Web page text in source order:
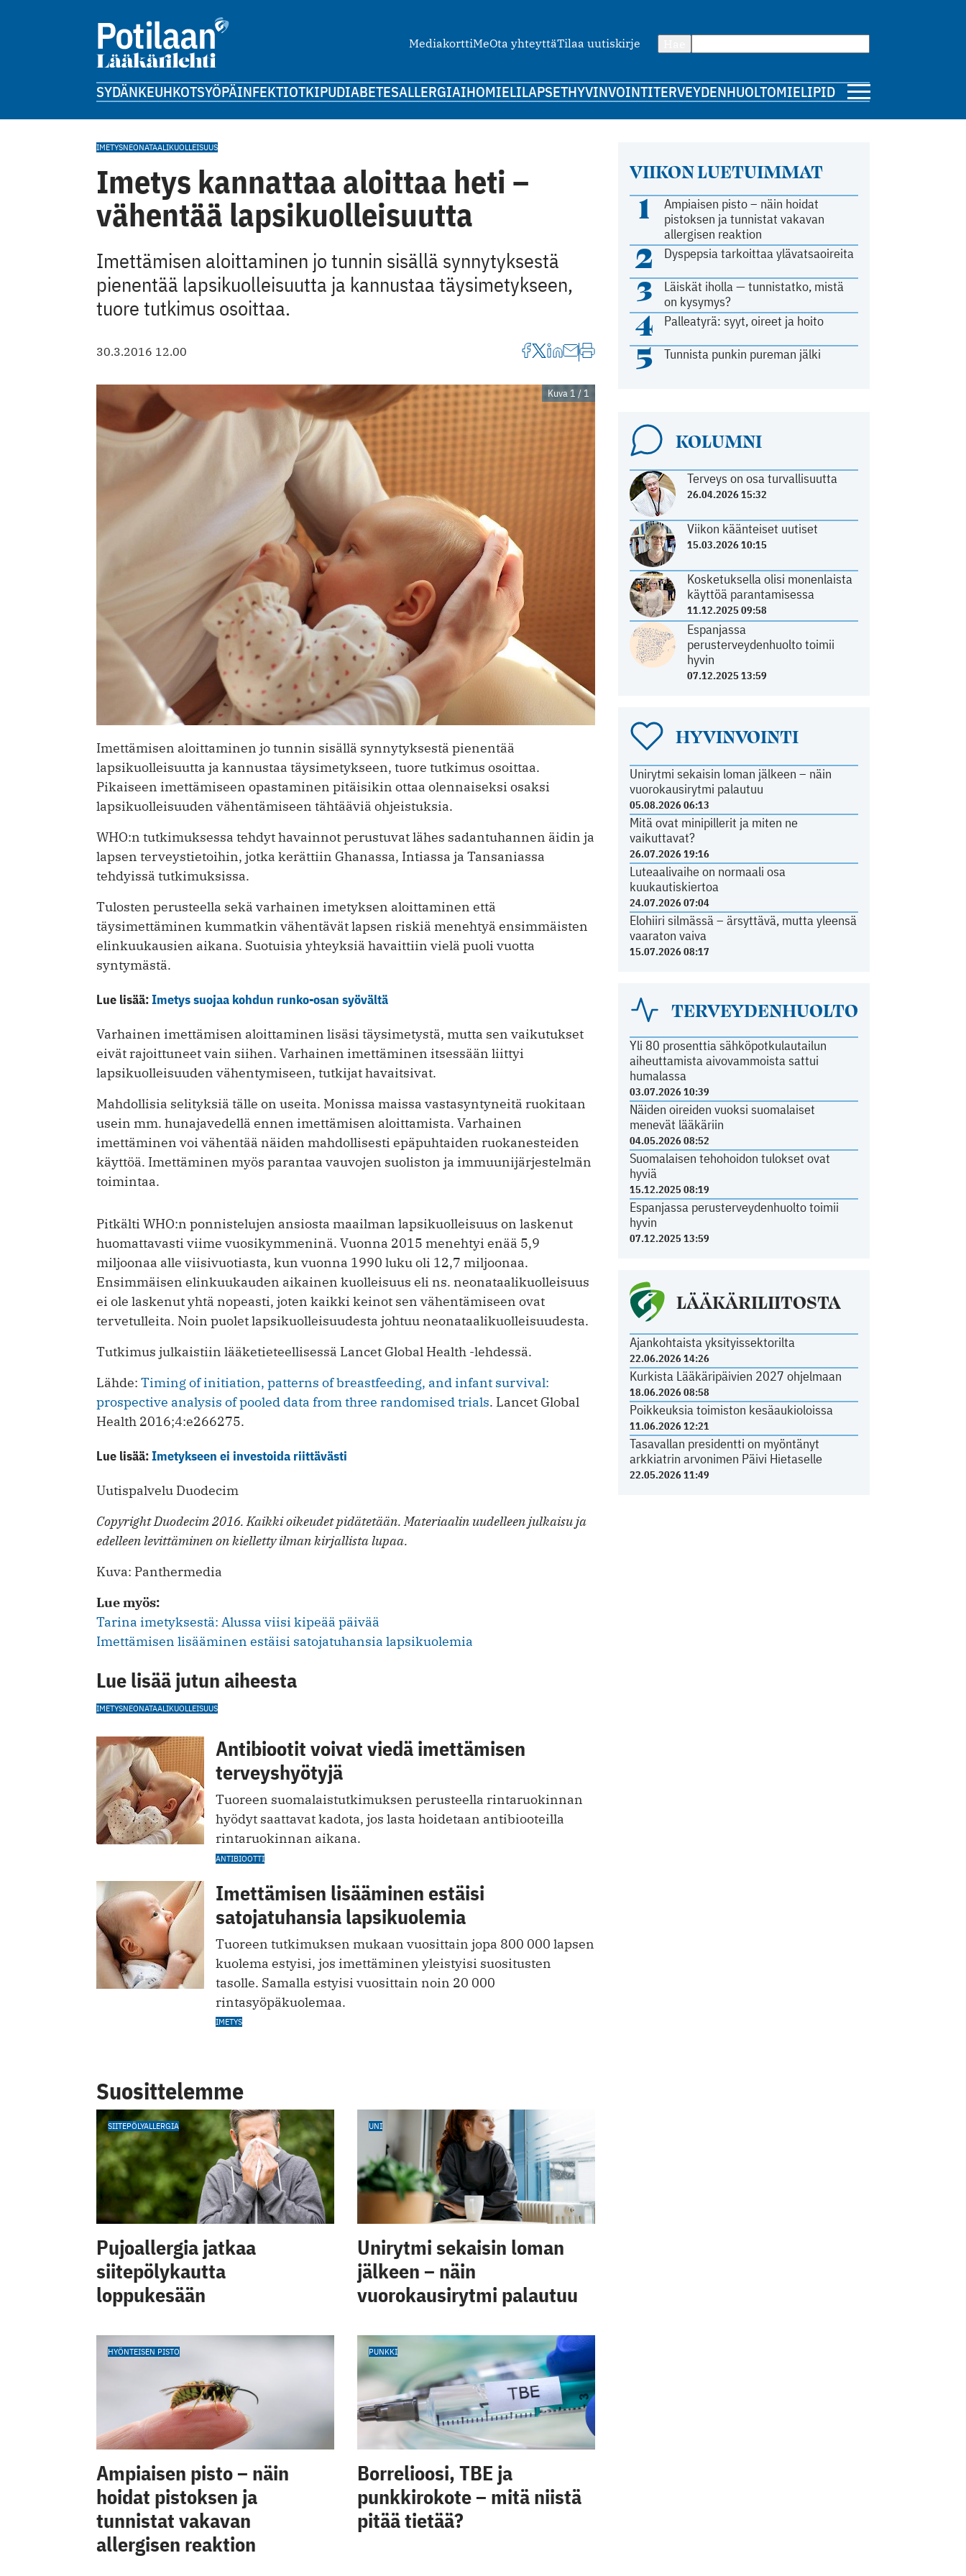
MediakorttiMeOta yhteyttäTilaa uutiskirje
SYDÄNKEUHKOTSYÖPÄINFEKTIOTKIPUDIABETESALLERGIAIHOMIELILAPSETHYVINVOINTITERVEYDENHUOLTOMIELIPIDE
VIIKON LUETUIMMAT
1
Ampiaisen pisto – näin hoidat
pistoksen ja tunnistat vakavan
allergisen reaktion
2 Dyspepsia tarkoittaa ylävatsaoireita
3
Läiskät iholla — tunnistatko, mistä
on kysymys?
4 Palleatyrä: syyt, oireet ja hoito
5 Tunnista punkin pureman jälki
KOLUMNI
Terveys on osa turvallisuutta
26.04.2026 15:32
Viikon käänteiset uutiset
15.03.2026 10:15
Kosketuksella olisi monenlaista
käyttöä parantamisessa
11.12.2025 09:58
Espanjassa
perusterveydenhuolto toimii
hyvin
07.12.2025 13:59
HYVINVOINTI
Unirytmi sekaisin loman jälkeen – näin
vuorokausirytmi palautuu
05.08.2026 06:13
Mitä ovat minipillerit ja miten ne
vaikuttavat?
26.07.2026 19:16
Luteaalivaihe on normaali osa
kuukautiskiertoa
24.07.2026 07:04
Elohiiri silmässä – ärsyttävä, mutta yleensä
vaaraton vaiva
15.07.2026 08:17
TERVEYDENHUOLTO
Yli 80 prosenttia sähköpotkulautailun
aiheuttamista aivovammoista sattui
humalassa
03.07.2026 10:39
Näiden oireiden vuoksi suomalaiset
menevät lääkäriin
04.05.2026 08:52
Suomalaisen tehohoidon tulokset ovat
hyviä
15.12.2025 08:19
Espanjassa perusterveydenhuolto toimii
hyvin
07.12.2025 13:59
LÄÄKÄRILIITOSTA
Ajankohtaista yksityissektorilta
22.06.2026 14:26
Kurkista Lääkäripäivien 2027 ohjelmaan
18.06.2026 08:58
Poikkeuksia toimiston kesäaukioloissa
11.06.2026 12:21
Tasavallan presidentti on myöntänyt
arkkiatrin arvonimen Päivi Hietaselle
22.05.2026 11:49
IMETYSNEONATAALIKUOLLEISUUS
Imetys kannattaa aloittaa heti –
vähentää lapsikuolleisuutta
Imettämisen aloittaminen jo tunnin sisällä synnytyksestä
pienentää lapsikuolleisuutta ja kannustaa täysimetykseen,
tuore tutkimus osoittaa.
30.3.2016 12.00
Kuva 1 / 1
Imettämisen aloittaminen jo tunnin sisällä synnytyksestä pienentää
lapsikuolleisuutta ja kannustaa täysimetykseen, tuore tutkimus osoittaa.
Pikaiseen imettämiseen opastaminen pitäisikin ottaa olennaiseksi osaksi
lapsikuolleisuuden vähentämiseen tähtääviä ohjeistuksia.
WHO:n tutkimuksessa tehdyt havainnot perustuvat lähes sadantuhannen äidin ja
lapsen terveystietoihin, jotka kerättiin Ghanassa, Intiassa ja Tansaniassa
tehdyissä tutkimuksissa.
Tulosten perusteella sekä varhainen imetyksen aloittaminen että
täysimettäminen kummatkin vähentävät lapsen riskiä menehtyä ensimmäisten
elinkuukausien aikana. Suotuisia yhteyksiä havaittiin vielä puoli vuotta
syntymästä.
Lue lisää:Imetys suojaa kohdun runko-osan syövältä
Varhainen imettämisen aloittaminen lisäsi täysimetystä, mutta sen vaikutukset
eivät rajoittuneet vain siihen. Varhainen imettäminen itsessään liittyi
lapsikuolleisuuden vähentymiseen, tutkijat havaitsivat.
Mahdollisia selityksiä tälle on useita. Monissa maissa vastasyntyneitä ruokitaan
usein mm. hunajavedellä ennen imettämisen aloittamista. Varhainen
imettäminen voi vähentää näiden mahdollisesti epäpuhtaiden ruokanesteiden
käyttöä. Imettäminen myös parantaa vauvojen suoliston ja immuunijärjestelmän
toimintaa.
Pitkälti WHO:n ponnistelujen ansiosta maailman lapsikuolleisuus on laskenut
huomattavasti viime vuosikymmeninä. Vuonna 2015 menehtyi enää 5,9
miljoonaa alle viisivuotiasta, kun vuonna 1990 luku oli 12,7 miljoonaa.
Ensimmäisen elinkuukauden aikainen kuolleisuus eli ns. neonataalikuolleisuus
ei ole laskenut yhtä nopeasti, joten kaikki keinot sen vähentämiseen ovat
tervetulleita. Noin puolet lapsikuolleisuudesta johtuu neonataalikuolleisuudesta.
Tutkimus julkaistiin lääketieteellisessä Lancet Global Health -lehdessä.
Lähde: Timing of initiation, patterns of breastfeeding, and infant survival:
prospective analysis of pooled data from three randomised trials. Lancet Global
Health 2016;4:e266275.
Lue lisää:Imetykseen ei investoida riittävästi
Uutispalvelu Duodecim
Copyright Duodecim 2016. Kaikki oikeudet pidätetään. Materiaalin uudelleen julkaisu ja
edelleen levittäminen on kielletty ilman kirjallista lupaa.
Kuva: Panthermedia
Lue myös:
Tarina imetyksestä: Alussa viisi kipeää päivää
Imettämisen lisääminen estäisi satojatuhansia lapsikuolemia
Lue lisää jutun aiheesta
IMETYSNEONATAALIKUOLLEISUUS
Antibiootit voivat viedä imettämisen
terveyshyötyjä
Tuoreen suomalaistutkimuksen perusteella rintaruokinnan
hyödyt saattavat kadota, jos lasta hoidetaan antibiooteilla
rintaruokinnan aikana.
ANTIBIOOTTI
Imettämisen lisääminen estäisi
satojatuhansia lapsikuolemia
Tuoreen tutkimuksen mukaan vuosittain jopa 800 000 lapsen
kuolema estyisi, jos imettäminen yleistyisi suositusten
tasolle. Samalla estyisi vuosittain noin 20 000
rintasyöpäkuolemaa.
IMETYS
Suosittelemme
SIITEPÖLYALLERGIA
Pujoallergia jatkaa
siitepölykautta
loppukesään
UNI
Unirytmi sekaisin loman
jälkeen – näin
vuorokausirytmi palautuu
HYÖNTEISEN PISTO
Ampiaisen pisto – näin
hoidat pistoksen ja
tunnistat vakavan
allergisen reaktion
PUNKKI
Borrelioosi, TBE ja
punkkirokote – mitä niistä
pitää tietää?